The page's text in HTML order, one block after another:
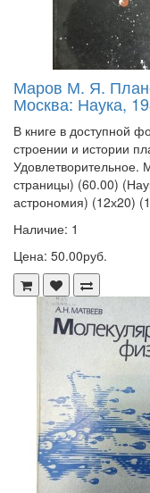
Маров М. Я.
Москва: Наука,
В книге в доступной
строении и истории
Удовлетворительное.
страницы) (60.00)
астрономия) (12х20)
Наличие: 1
Цена: 50.00руб.